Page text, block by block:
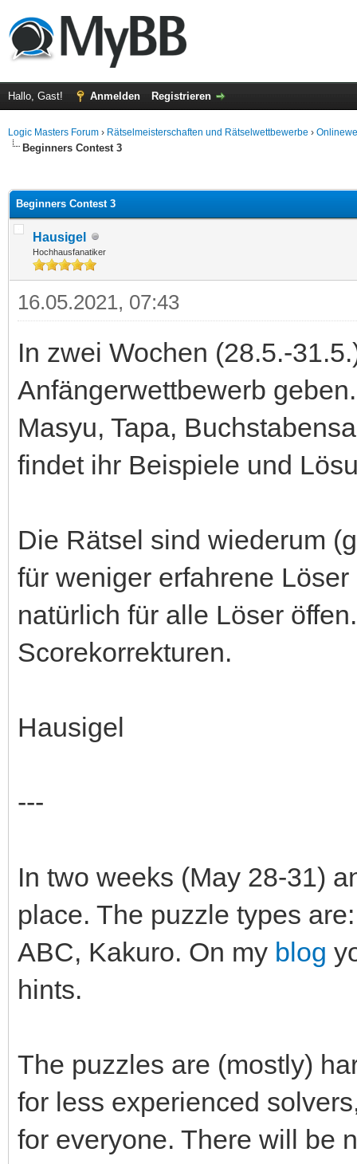
Hallo, Gast! Anmelden Registrieren
Logic Masters Forum › Rätselmeisterschaften und Rätselwettbewerbe ›
Beginners Contest 3
Beginners Contest 3
Hausigel
Hochhausfanatiker
16.05.2021, 07:43
In zwei Wochen (28.5.-
Anfängerwettbewerb
Masyu, Tapa,
findet ihr Beispiele und
Die Rätsel sind wiederum
für weniger erfahrene
natürlich für alle Löser
Scorekorrekturen.
Hausigel
---
In two weeks (May 28-31)
place. The puzzle types
ABC, Kakuro. On my blog
hints.
The puzzles are (mostly)
for less experienced
for everyone. There will be